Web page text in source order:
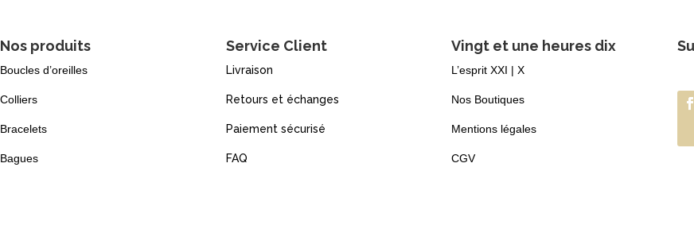
Nos produits
Boucles d’oreilles
Colliers
Bracelets
Bagues
Service Client
Livraison
Retours et échanges
Paiement sécurisé
FAQ
Vingt et une heures dix
L’esprit XXI | X
Nos Boutiques
Mentions légales
CGV